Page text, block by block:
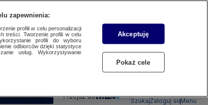
SUBSKRYBUJ Przejdź do
SzukajZaloguj sięMenu
zapewnienia:
profili w celu personalizacji
treści. Tworzenie profili w celu
profili do wyboru
odbiorców dzięki statystyce
usług. Wykorzystywanie
Akceptuję
Pokaż cele